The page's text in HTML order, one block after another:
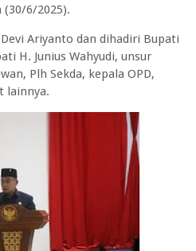
(30/6/2025).
Ariyanto dan dihadiri Bupati
H. Junius Wahyudi, unsur
Plh Sekda, kepala OPD,
lainnya.